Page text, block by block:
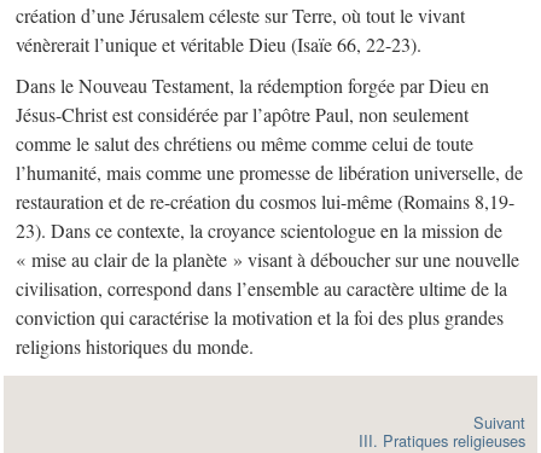
création d’une Jérusalem céleste sur Terre, où tout le vivant
vénèrerait l’unique et véritable Dieu (Isaïe 66, 22-23).
Dans le Nouveau Testament, la rédemption forgée par Dieu en
Jésus-Christ est considérée par l’apôtre Paul, non seulement
comme le salut des chrétiens ou même comme celui de toute
l’humanité, mais comme une promesse de libération universelle, de
restauration et de re-création du cosmos lui-même (Romains 8,19-
23). Dans ce contexte, la croyance scientologue en la mission de
« mise au clair de la planète » visant à déboucher sur une nouvelle
civilisation, correspond dans l’ensemble au caractère ultime de la
conviction qui caractérise la motivation et la foi des plus grandes
religions historiques du monde.
Suivant
III. Pratiques religieuses